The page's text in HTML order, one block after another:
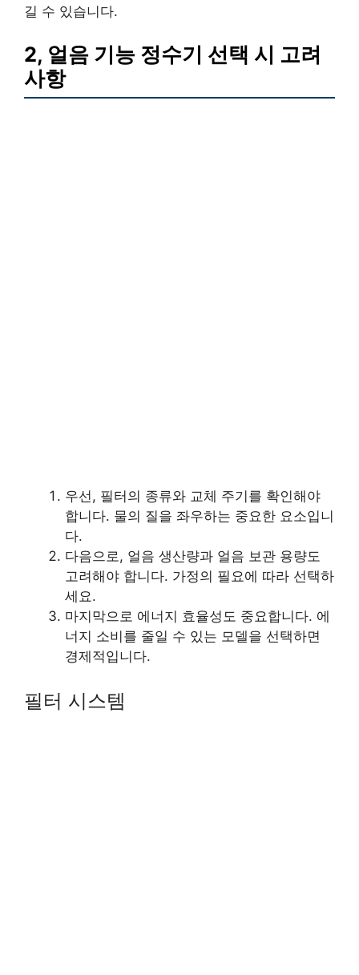
길 수 있습니다.
2, 얼음 기능 정수기 선택 시 고려
사항
우선, 필터의 종류와 교체 주기를 확인해야
합니다. 물의 질을 좌우하는 중요한 요소입니
다.
다음으로, 얼음 생산량과 얼음 보관 용량도
고려해야 합니다. 가정의 필요에 따라 선택하
세요.
마지막으로 에너지 효율성도 중요합니다. 에
너지 소비를 줄일 수 있는 모델을 선택하면
경제적입니다.
필터 시스템